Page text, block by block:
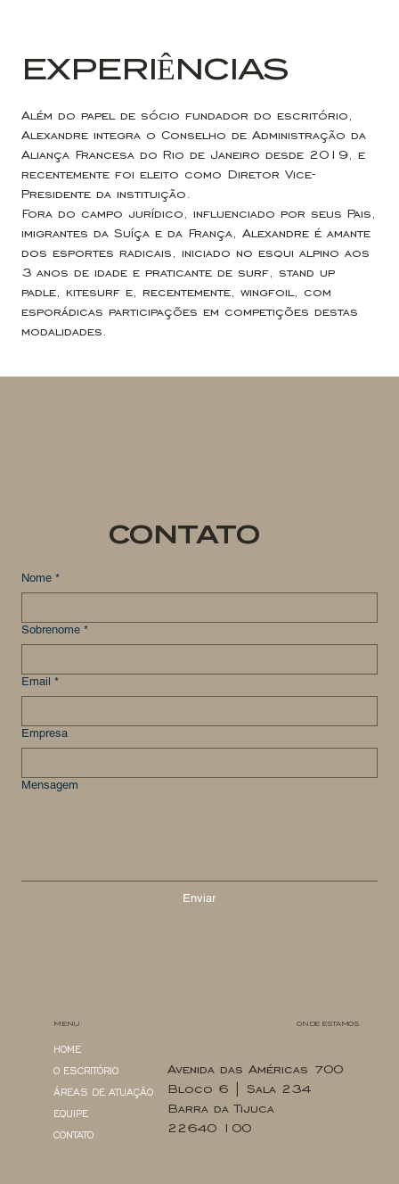
EXPERIÊNCIAS
Além do papel de sócio fundador do escritório,
Alexandre integra o Conselho de Administração da
Aliança Francesa do Rio de Janeiro desde 2019, e
recentemente foi eleito como Diretor Vice-
Presidente da instituição.
Fora do campo jurídico, influenciado por seus Pais,
imigrantes da Suíça e da França, Alexandre é amante
dos esportes radicais, iniciado no esqui alpino aos
3 anos de idade e praticante de surf, stand up
padle, kitesurf e, recentemente, wingfoil, com
esporádicas participações em competições destas
modalidades.
CONTATO
Nome *
Sobrenome *
Email *
Empresa
Mensagem
Enviar
ONDE ESTAMOS
Avenida das Américas 700
Bloco 6 | Sala 234
Barra da Tijuca
22640 100
MENU
HOME
O ESCRITÓRIO
ÁREAS DE ATUAÇÃO
EQUIPE
CONTATO